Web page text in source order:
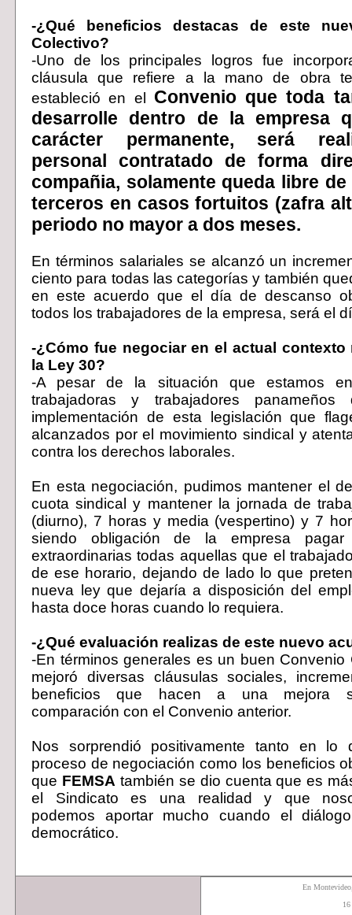
-¿Qué beneficios destacas de este
Colectivo?
-Uno de los principales logros fue
cláusula que refiere a la mano de obra
estableció en el Convenio que toda
desarrolle dentro de la empresa
carácter permanente, será
personal contratado de forma
compañia, solamente queda libre
terceros en casos fortuitos (zafra
periodo no mayor a dos meses.
En términos salariales se alcanzó un
ciento para todas las categorías y también
en este acuerdo que el día de descanso
todos los trabajadores de la empresa, será el
-¿Cómo fue negociar en el actual contexto
la Ley 30?
-A pesar de la situación que estamos
trabajadoras y trabajadores
implementación de esta legislación que
alcanzados por el movimiento sindical y
contra los derechos laborales.
En esta negociación, pudimos mantener el
cuota sindical y mantener la jornada de
(diurno), 7 horas y media (vespertino) y 7
siendo obligación de la empresa pagar
extraordinarias todas aquellas que el
de ese horario, dejando de lado lo que
nueva ley que dejaría a disposición del
hasta doce horas cuando lo requiera.
-¿Qué evaluación realizas de este nuevo
-En términos generales es un buen Convenio
mejoró diversas cláusulas sociales,
beneficios que hacen a una mejora
comparación con el Convenio anterior.
Nos sorprendió positivamente tanto en lo
proceso de negociación como los beneficios
que FEMSA también se dio cuenta que es
el Sindicato es una realidad y que
podemos aportar mucho cuando el
democrático.
En